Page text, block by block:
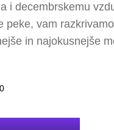
i decembrskemu
peke, vam
in najokusnejše